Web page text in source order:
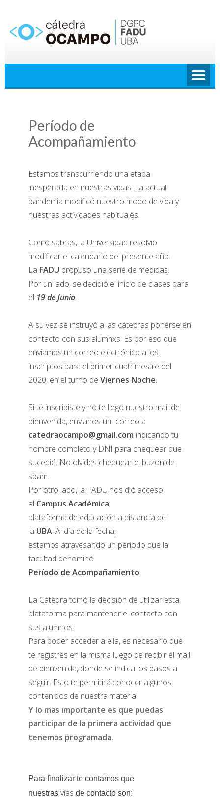
contenido
Período de
Acompañamiento
Estamos transcurriendo una etapa
inesperada en nuestras vidas. La actual
pandemia modificó nuestro modo de vida y
nuestras actividades habituales.
Como sabrás, la Universidad resolvió
modificar el calendario del presente año.
La FADU propuso una serie de medidas.
Por un lado, se decidió el inicio de clases para
el 19 de Junio.
A su vez se instruyó a las cátedras ponerse en
contacto con sus alumnxs. Es por eso que
enviamos un correo electrónico a los
inscriptos para el primer cuatrimestre del
2020, en el turno deViernes Noche.
Si te inscribiste y no te llegó nuestro mail de
bienvenida, envianos un correo a
catedraocampo@gmail.com indicando tu
nombre completo y DNI para chequear que
sucedió. No olvides chequear el buzón de
spam.
Por otro lado, la FADU nos dió acceso
al Campus Académica;
plataforma de educación a distancia de
la UBA. Al día de la fecha,
estamos atravesando un período que la
facultad denominó
Período de Acompañamiento.
La Cátedra tomó la decisión de utilizar esta
plataforma para mantener el contacto con
sus alumnos.
Para poder acceder a ella, es necesario que
te registres en la misma luego de recibir el mail
de bienvenida, donde se indica los pasos a
seguir. Esto te permitirá conocer algunos
contenidos de nuestra materia.
Y lo mas importante es que puedas
participar de la primera actividad que
tenemos programada.
Para finalizar te contamos que
nuestrasvías de contacto son: